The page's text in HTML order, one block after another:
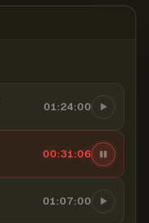
01:24:00
00:31:06
01:07:00